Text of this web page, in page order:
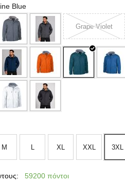
Blue
Grape Violet
M L XL XXL 3XL
59200 πόντοι